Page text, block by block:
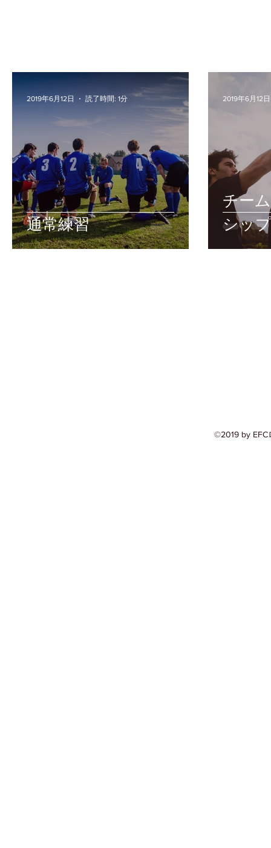
通常練習
2019年6月12日 読了時間: 1分
チー
シッ
法
2019年6月12日
©2019 by EFC